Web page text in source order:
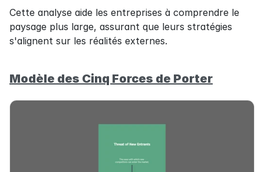
Cette analyse aide les entreprises à comprendre le
paysage plus large, assurant que leurs stratégies
s'alignent sur les réalités externes.
Modèle des Cinq Forces de Porter